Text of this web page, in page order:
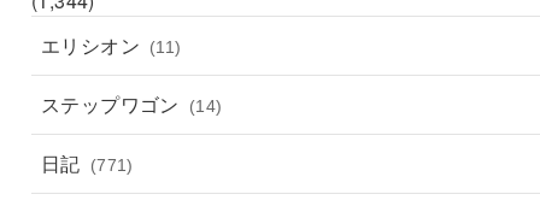
エリシオン
(11)
ステップワゴン (14)
日記 (771)